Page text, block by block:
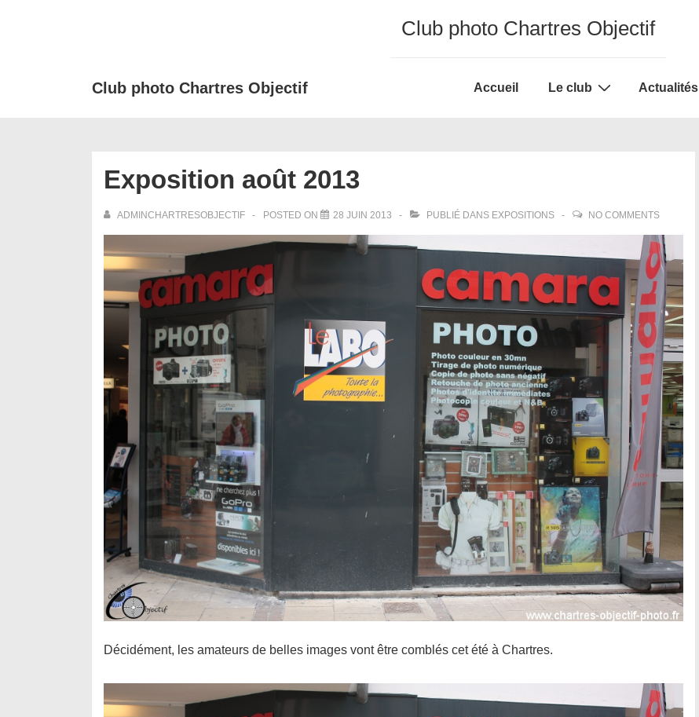
Club photo Chartres Objectif
Club photo Chartres Objectif
Main
Accueil Le club Actualités
Exposition août 2013
ADMINCHARTRESOBJECTIF POSTED ON 28 JUIN 2013 PUBLIÉ DANS EXPOSITIONS NO COMMENTS
Décidément, les amateurs de belles images vont être comblés cet été à Chartres.